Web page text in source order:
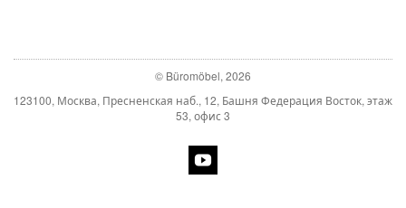
© Büromöbel, 2026
123100, Москва, Пресненская наб., 12, Башня Федерация Восток, этаж
53, офис 3